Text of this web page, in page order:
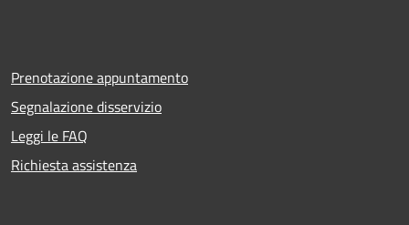
Prenotazione appuntamento
Segnalazione disservizio
Leggi le FAQ
Richiesta assistenza